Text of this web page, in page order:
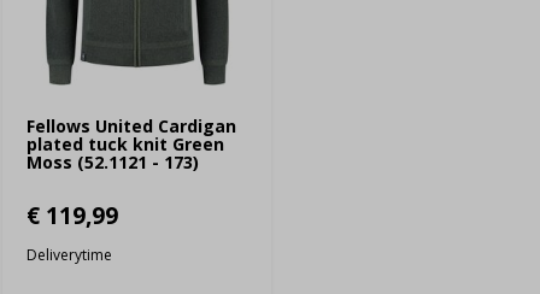
Fellows United Cardigan
plated tuck knit Green
Moss (52.1121 - 173)
€ 119,99
Deliverytime